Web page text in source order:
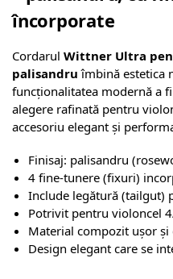
încorporate
Cordarul Wittner Ultra
palisandru îmbină estetica
funcționalitatea modernă a
alegere rafinată pentru
accesoriu elegant și
Finisaj: palisandru
4 fine-tunere (fixuri)
Include legătură (tailgut)
Potrivit pentru violoncel
Material compozit ușor și
Design elegant care se